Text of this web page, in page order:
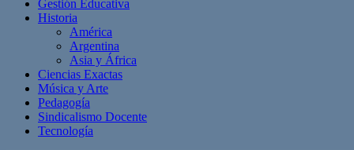
Gestión Educativa
Historia
América
Argentina
Asia y África
Ciencias Exactas
Música y Arte
Pedagogía
Sindicalismo Docente
Tecnología